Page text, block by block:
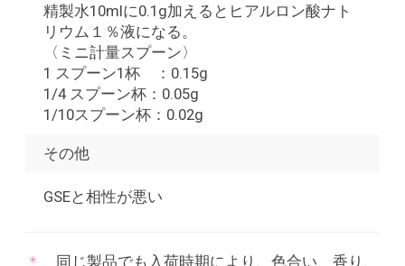
精製水10mlに0.1g加えるとヒアルロン酸ナト
リウム１％液になる。
〈ミニ計量スプーン〉
1 スプーン1杯 ：0.15g
1/4 スプーン杯：0.05g
1/10スプーン杯：0.02g
その他
GSEと相性が悪い
同じ製品でも入荷時期により、色合い、香り、